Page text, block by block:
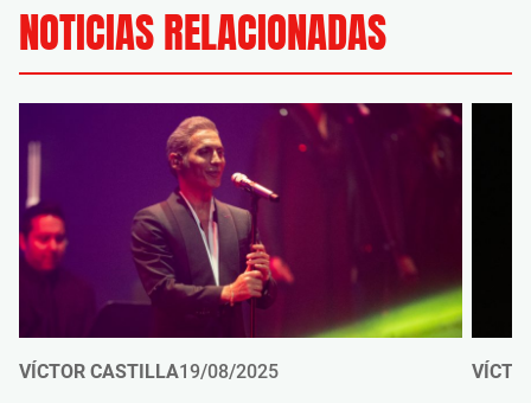
NOTICIAS RELACIONADAS
VÍCTOR CASTILLA19/08/2025